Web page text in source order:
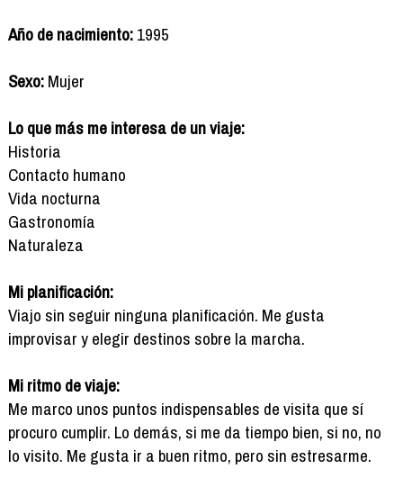
Año de nacimiento:1995
Sexo:Mujer
Lo que más me interesa de un viaje:
Historia
Contacto humano
Vida nocturna
Gastronomía
Naturaleza
Mi planificación:
Viajo sin seguir ninguna planificación. Me gusta
improvisar y elegir destinos sobre la marcha.
Mi ritmo de viaje:
Me marco unos puntos indispensables de visita que sí
procuro cumplir. Lo demás, si me da tiempo bien, si no, no
lo visito. Me gusta ir a buen ritmo, pero sin estresarme.